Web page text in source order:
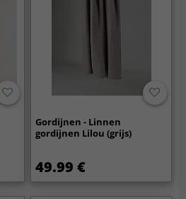
Gordijnen - Linnen
gordijnen Lilou (grijs)
49.99 €